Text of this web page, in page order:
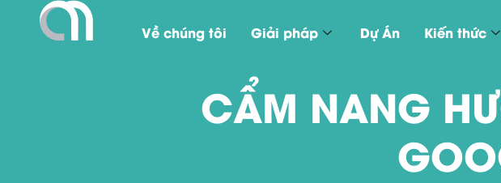
Về chúng tôi Giải pháp Dự Án Kiến thức
CẨM NANG